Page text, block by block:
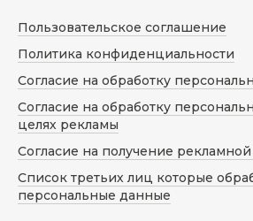
Пользовательское соглашение
Политика конфиденциальности
Согласие на обработку
Согласие на обработку
целях рекламы
Согласие на получение
Список третьих лиц которые
персональные данные